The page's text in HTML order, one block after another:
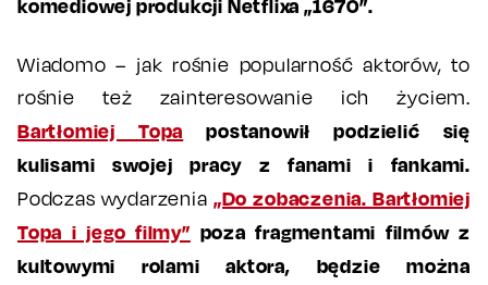
komediowej produkcji Netflixa „1670”.
Wiadomo – jak rośnie popularność aktorów, to
rośnie też zainteresowanie ich życiem.
Bartłomiej Topa postanowił podzielić się
kulisami swojej pracy z fanami i fankami.
Podczas wydarzenia „Do zobaczenia. Bartłomiej
Topa i jego filmy”poza fragmentami filmów z
kultowymi rolami aktora, będzie można